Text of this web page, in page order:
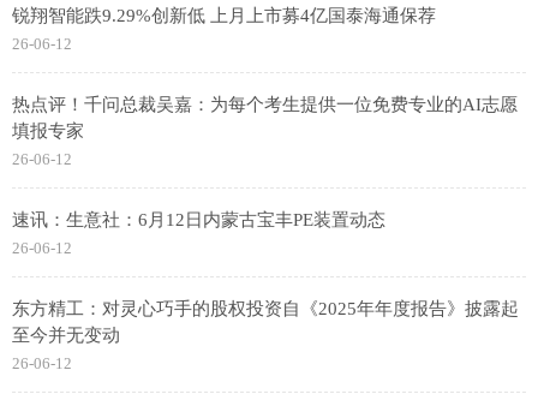
锐翔智能跌9.29%创新低 上月上市募4亿国泰海通保荐
26-06-12
热点评！千问总裁吴嘉：为每个考生提供一位免费专业的AI志愿
填报专家
26-06-12
速讯：生意社：6月12日内蒙古宝丰PE装置动态
26-06-12
东方精工：对灵心巧手的股权投资自《2025年年度报告》披露起
至今并无变动
26-06-12